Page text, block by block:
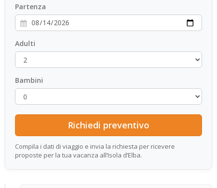
Partenza
Adulti
Bambini
Compila i dati di viaggio e invia la richiesta per ricevere
proposte per la tua vacanza all’Isola d’Elba.